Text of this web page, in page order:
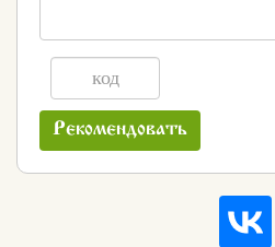
Рекомендовать